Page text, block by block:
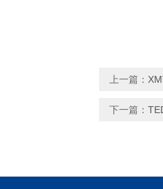
上一篇：
下一篇：